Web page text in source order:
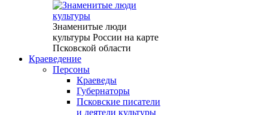
Знаменитые люди
культуры России на карте
Псковской области
Краеведение
Персоны
Краеведы
Губернаторы
Псковские писатели
и деятели культуры